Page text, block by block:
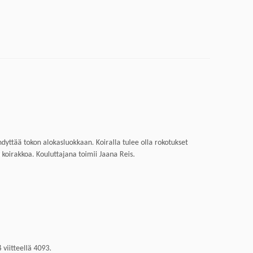
tokon alokasluokkaan. Koiralla tulee olla rokotukset
koirakkoa. Kouluttajana toimii Jaana Reis.
viitteellä 4093.